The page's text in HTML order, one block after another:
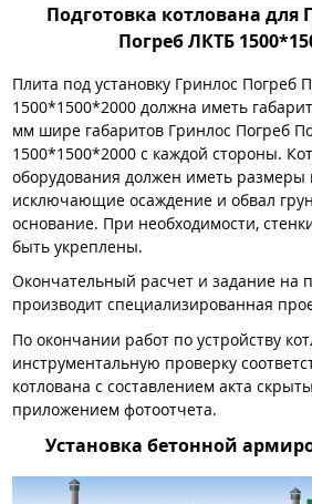
Подготовка котлована для
Погреб ЛКТБ
Плита под установку Гринлос Погреб
1500*1500*2000 должна иметь
мм шире габаритов Гринлос Погреб
1500*1500*2000 с каждой стороны.
оборудования должен иметь размеры
исключающие осаждение и обвал
основание. При необходимости,
быть укреплены.
Окончательный расчет и задание на
производит специализированная
По окончании работ по устройству
инструментальную проверку
котлована с составлением акта
приложением фотоотчета.
Установка бетонной